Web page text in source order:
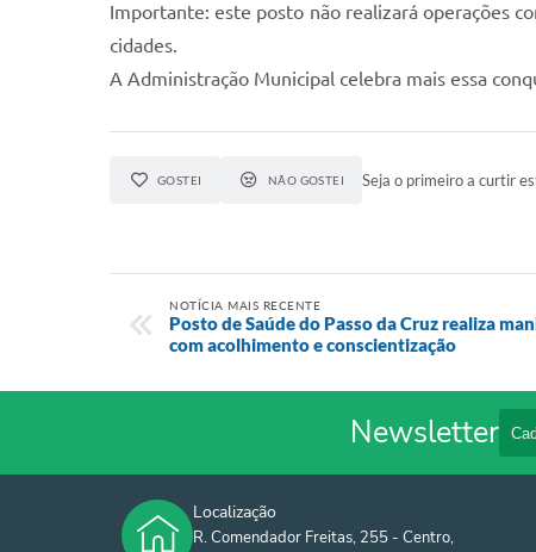
Importante: este posto não realizará operações
cidades.
A Administração Municipal celebra mais essa
GOSTEI NÃO GOSTEI Seja o primeiro a curtir
NOTÍCIA MAIS RECENTE
Posto de Saúde do Passo da Cruz realiza
com acolhimento e conscientização
Newsletter
Localização
R. Comendador Freitas, 255 - Centro,